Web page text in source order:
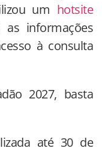
um hotsite
as informações
à consulta
2027, basta
até 30 de